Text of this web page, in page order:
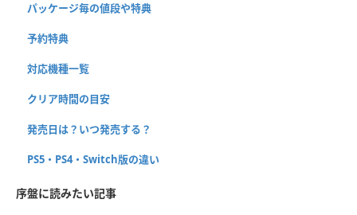
パッケージ毎の値段や特典
予約特典
対応機種一覧
クリア時間の目安
発売日は？いつ発売する？
PS5・PS4・Switch版の違い
序盤に読みたい記事